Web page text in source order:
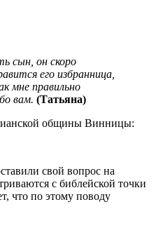
сын, он скоро
его избранница,
мне правильно
вам. (Татьяна)
общины Винницы:
свой вопрос на
с библейской точки
что по этому поводу